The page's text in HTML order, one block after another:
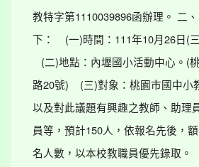
教特字第1110039896函辦理。 二
下： (一)時間：111年10月26日(三
(二)地點：內壢國小活動中心。(
路20號) (三)對象：桃園市國中小
以及對此議題有興趣之教師、助理
員等，預計150人，依報名先後，
名人數，以本校教職員優先錄取